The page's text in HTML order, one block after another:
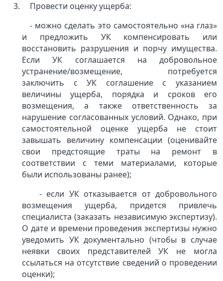
Провести оценку ущерба:
- можно сделать это самостоятельно «на глаз»
и предложить УК компенсировать или
восстановить разрушения и порчу имущества.
Если УК соглашается на добровольное
устранение/возмещение, потребуется
заключить с УК соглашение с указанием
величины ущерба, порядка и сроков его
возмещения, а также ответственность за
нарушение согласованных условий. Однако, при
самостоятельной оценке ущерба не стоит
завышать величину компенсации (оценивайте
свои предстоящие траты на ремонт в
соответствии с теми материалами, которые
были использованы ранее);
- если УК отказывается от добровольного
возмещения ущерба, придется привлечь
специалиста (заказать независимую экспертизу).
О дате и времени проведения экспертизы нужно
уведомить УК документально (чтобы в случае
неявки своих представителей УК не могла
ссылаться на отсутствие сведений о проведении
оценки);